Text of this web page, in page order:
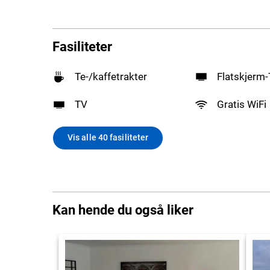
Fasiliteter
Te-/kaffetrakter
TV Gratis WiFi
Vis alle 40 fasiliteter
Kan hende du også liker